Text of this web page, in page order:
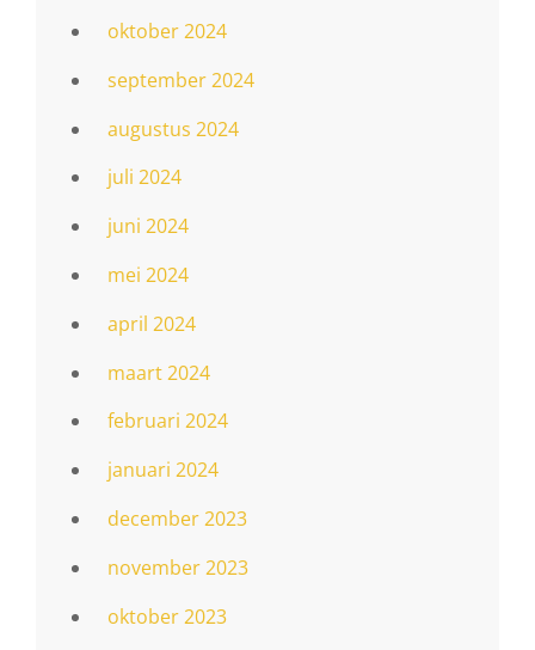
oktober 2024
september 2024
augustus 2024
juli 2024
juni 2024
mei 2024
april 2024
maart 2024
februari 2024
januari 2024
december 2023
november 2023
oktober 2023